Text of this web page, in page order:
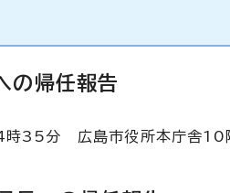
の帰任報告
35分 広島市役所本庁舎10